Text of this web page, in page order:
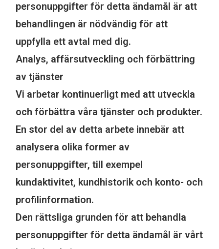
personuppgifter för detta ändamål är att
behandlingen är nödvändig för att
uppfylla ett avtal med dig.
Analys, affärsutveckling och förbättring
av tjänster
Vi arbetar kontinuerligt med att utveckla
och förbättra våra tjänster och produkter.
En stor del av detta arbete innebär att
analysera olika former av
personuppgifter, till exempel
kundaktivitet, kundhistorik och konto- och
profilinformation.
Den rättsliga grunden för att behandla
personuppgifter för detta ändamål är vårt